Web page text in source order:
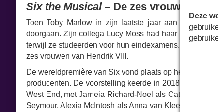
Six the Musical– De zes vrouwen van
Toen Toby Marlow in zijn laatste jaar aan de
doorgaan. Zijn collega Lucy Moss had haar twijfels,
terwijl ze studeerden voor hun eindexamens. Het
zes vrouwen van Hendrik VIII.
De wereldpremière van Six vond plaats op het
producenten. De voorstelling keerde in 2018 terug
West End, met Jarneia Richard-Noel als Catharina
Seymour, Alexia McIntosh als Anna van Kleef, Aimie
Deze